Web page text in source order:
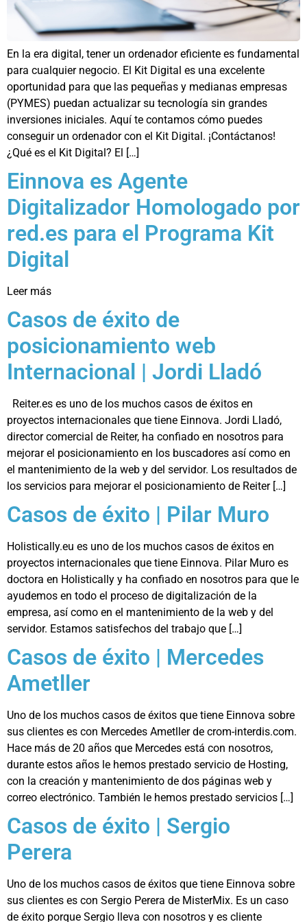
En la era digital, tener un ordenador eficiente es fundamental
para cualquier negocio. El Kit Digital es una excelente
oportunidad para que las pequeñas y medianas empresas
(PYMES) puedan actualizar su tecnología sin grandes
inversiones iniciales. Aquí te contamos cómo puedes
conseguir un ordenador con el Kit Digital. ¡Contáctanos!
¿Qué es el Kit Digital? El […]
Einnova es Agente
Digitalizador Homologado por
red.es para el Programa Kit
Digital
Leer más
Casos de éxito de
posicionamiento web
Internacional | Jordi Lladó
Reiter.es es uno de los muchos casos de éxitos en
proyectos internacionales que tiene Einnova. Jordi Lladó,
director comercial de Reiter, ha confiado en nosotros para
mejorar el posicionamiento en los buscadores así como en
el mantenimiento de la web y del servidor. Los resultados de
los servicios para mejorar el posicionamiento de Reiter […]
Casos de éxito | Pilar Muro
Holistically.eu es uno de los muchos casos de éxitos en
proyectos internacionales que tiene Einnova. Pilar Muro es
doctora en Holistically y ha confiado en nosotros para que le
ayudemos en todo el proceso de digitalización de la
empresa, así como en el mantenimiento de la web y del
servidor. Estamos satisfechos del trabajo que […]
Casos de éxito | Mercedes
Ametller
Uno de los muchos casos de éxitos que tiene Einnova sobre
sus clientes es con Mercedes Ametller de crom-interdis.com.
Hace más de 20 años que Mercedes está con nosotros,
durante estos años le hemos prestado servicio de Hosting,
con la creación y mantenimiento de dos páginas web y
correo electrónico. También le hemos prestado servicios […]
Casos de éxito | Sergio
Perera
Uno de los muchos casos de éxitos que tiene Einnova sobre
sus clientes es con Sergio Perera de MisterMix. Es un caso
de éxito porque Sergio lleva con nosotros y es cliente